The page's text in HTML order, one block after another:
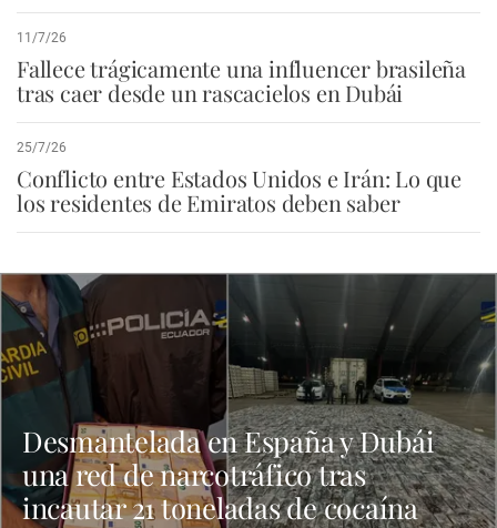
11/7/26
Fallece trágicamente una influencer brasileña
tras caer desde un rascacielos en Dubái
25/7/26
Conflicto entre Estados Unidos e Irán: Lo que
los residentes de Emiratos deben saber
Desmantelada en España y Dubái
una red de narcotráfico tras
incautar 21 toneladas de cocaína